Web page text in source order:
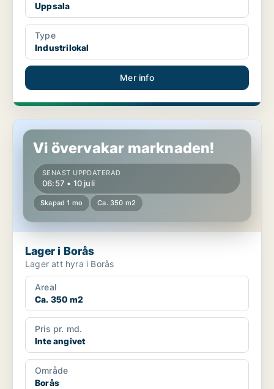
Uppsala
Type
Industrilokal
Mer info
Lager i Borås
Vi övervakar marknaden!
SENAST UPPDATERAD
06:57 • 10 juli
Skapad 1 mo Ca. 350 m2
Lager i Borås
Lager att hyra i Borås
Areal
Ca. 350 m2
Pris pr. md.
Inte angivet
Område
Borås